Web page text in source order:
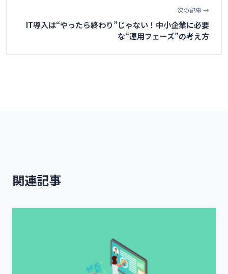
次の記事 →
IT導入は“やったら終わり”じゃない！中小企業に必要
な“運用フェーズ”の考え方
関連記事